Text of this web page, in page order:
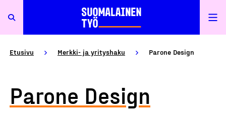
Etusivu Merkki- ja yrityshaku Parone Design
Parone Design